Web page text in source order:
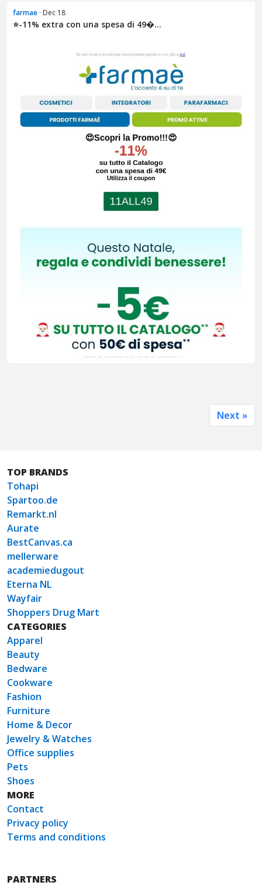
farmae · Dec 18
⭐​​-11% extra con una spesa di 49�...
Next »
TOP BRANDS
Tohapi
Spartoo.de
Remarkt.nl
Aurate
BestCanvas.ca
mellerware
academiedugout
Eterna NL
Wayfair
Shoppers Drug Mart
CATEGORIES
Apparel
Beauty
Bedware
Cookware
Fashion
Furniture
Home & Decor
Jewelry & Watches
Office supplies
Pets
Shoes
MORE
Contact
Privacy policy
Terms and conditions
PARTNERS